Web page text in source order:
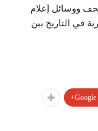
ووسائل إعلام
في التاريخ بين
Google+